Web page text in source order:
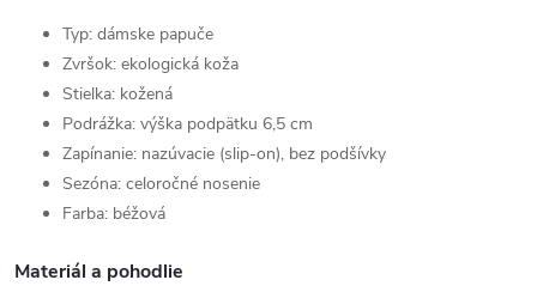
Typ: dámske papuče
Zvršok: ekologická koža
Stielka: kožená
Podrážka: výška podpätku 6,5 cm
Zapínanie: nazúvacie (slip-on), bez podšívky
Sezóna: celoročné nosenie
Farba: béžová
Materiál a pohodlie